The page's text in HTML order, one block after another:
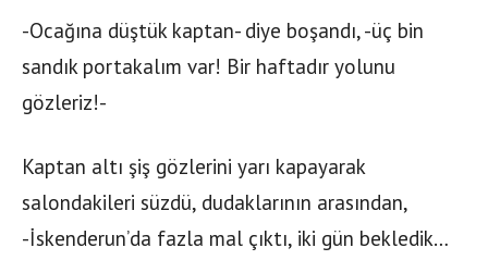
-Ocağına düştük kaptan- diye boşandı, -üç bin
sandık portakalım var! Bir haftadır yolunu
gözleriz!-
Kaptan altı şiş gözlerini yarı kapayarak
salondakileri süzdü, dudaklarının arasından,
-İskenderun’da fazla mal çıktı, iki gün bekledik…